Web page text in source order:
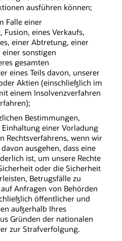
ausführen können;
Falle einer
eines Verkaufs,
einer Abtretung, einer
sonstigen
gesamten
eines Teils davon, unserer
Aktien (einschließlich im
einem Insolvenzverfahren
Bestimmungen,
Einhaltung einer Vorladung
Rechtsverfahrens, wenn wir
ausgehen, dass eine
ist, um unsere Rechte
oder die Sicherheit
Betrugsfälle zu
Anfragen von Behörden
öffentlicher und
außerhalb Ihres
Gründen der nationalen
zur Strafverfolgung.